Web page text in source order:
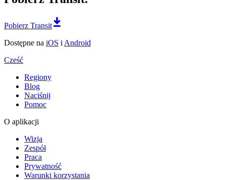
Pobierz Transit
Dostępne na iOS i Android
Cześć
Regiony
Blog
Naciśnij
Pomoc
O aplikacji
Wizja
Zespół
Praca
Prywatność
Warunki korzystania